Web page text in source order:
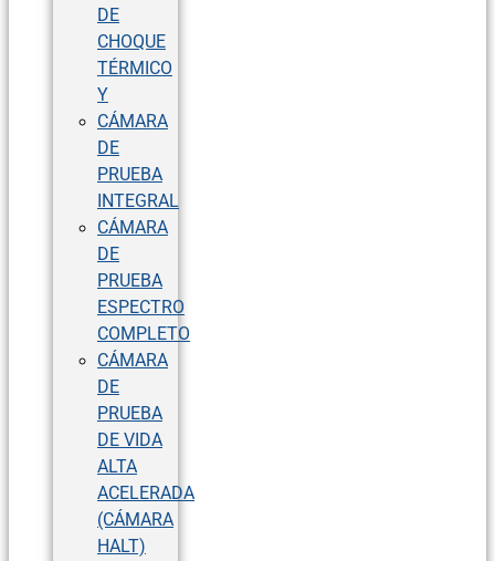
DE
CHOQUE
TÉRMICO
Y
CÁMARA
DE
PRUEBA
INTEGRAL
CÁMARA
DE
PRUEBA
ESPECTRO
COMPLETO
CÁMARA
DE
PRUEBA
DE VIDA
ALTA
ACELERADA
(CÁMARA
HALT)